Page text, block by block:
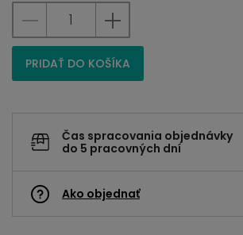
PRIDAŤ DO KOŠÍKA
Čas spracovania objednávky
do 5 pracovných dní
Ako objednať